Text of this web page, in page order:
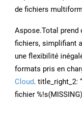
de fichiers
Aspose.Total prend
fichiers, simplifiant
une flexibilité
formats pris en
Cloud. title_right_2:
fichier